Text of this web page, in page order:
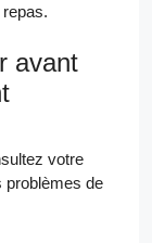
avant
votre
problèmes de